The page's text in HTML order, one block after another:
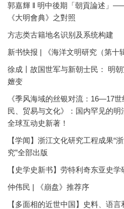
郭嘉輝 ‖ 明中後期「朝貢論述」
《大明會典》之對照
方志类古籍地名识别及系统构建
新书快报 | 《海洋文明研究（第十
徐成丨故国世军与新朝士民： 明
嬗变
《季风海域的丝银对流：16—17
民、贸易与文化》：国内罕见的
全球互动史新著！
【学闻】浙江文化研究工程成果“
究”全部出版
【史学史新书】劳特利奇东亚史学
仲伟民 | 《崩盘》推荐序
【多面相的近世中国】史料、语